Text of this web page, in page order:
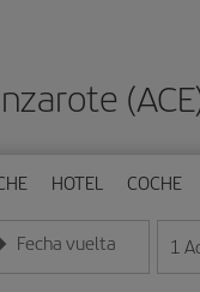
HOTEL COCHE
día/mes/año
Fecha vuelta
Introduce la fecha en 1